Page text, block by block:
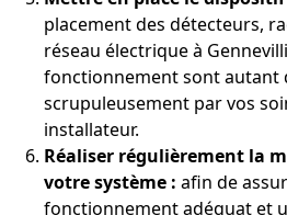
placement des détecteurs,
réseau électrique à
fonctionnement sont autant
scrupuleusement par vos
installateur.
Réaliser régulièrement la
votre système : afin de
fonctionnement adéquat et